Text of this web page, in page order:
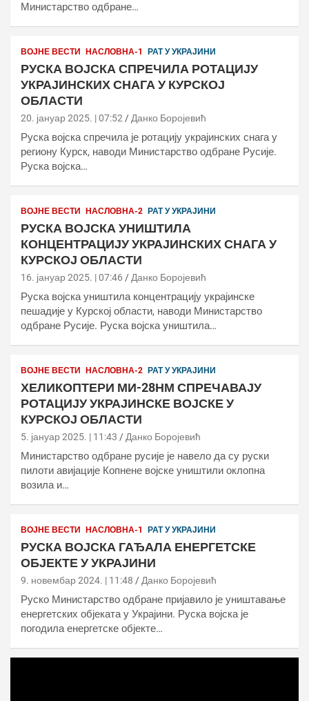
Министарство одбране…
ВОЈНЕ ВЕСТИ НАСЛОВНА-1 РАТ У УКРАЈИНИ
РУСКА ВОЈСКА СПРЕЧИЛА РОТАЦИЈУ
УКРАЈИНСКИХ СНАГА У КУРСКОЈ
ОБЛАСТИ
20. јануар 2025. | 07:52 Данко Боројевић
Руска војска спречила је ротацију украјинских снага у
региону Курск, наводи Министарство одбране Русије.
Руска војска…
ВОЈНЕ ВЕСТИ НАСЛОВНА-2 РАТ У УКРАЈИНИ
РУСКА ВОЈСКА УНИШТИЛА
КОНЦЕНТРАЦИЈУ УКРАЈИНСКИХ СНАГА У
КУРСКОЈ ОБЛАСТИ
16. јануар 2025. | 07:46 Данко Боројевић
Руска војска уништила концентрацију украјинске
пешадије у Курској области, наводи Министарство
одбране Русије. Руска војска уништила…
ВОЈНЕ ВЕСТИ НАСЛОВНА-2 РАТ У УКРАЈИНИ
ХЕЛИКОПТЕРИ МИ-28НМ СПРЕЧАВАЈУ
РОТАЦИЈУ УКРАЈИНСКЕ ВОЈСКЕ У
КУРСКОЈ ОБЛАСТИ
5. јануар 2025. | 11:43 Данко Боројевић
Министарство одбране русије је навело да су руски
пилоти авијације Копнене војске уништили оклопна
возила и…
ВОЈНЕ ВЕСТИ НАСЛОВНА-1 РАТ У УКРАЈИНИ
РУСКА ВОЈСКА ГАЂАЛА ЕНЕРГЕТСКЕ
ОБЈЕКТЕ У УКРАЈИНИ
9. новембар 2024. | 11:48 Данко Боројевић
Руско Министарство одбране пријавило је уништавање
енергетских објеката у Украјини. Руска војска је
погодила енергетске објекте…